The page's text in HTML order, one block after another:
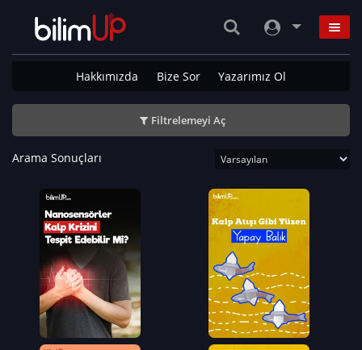
Hakkımızda Bize Sor Yazarımız Ol
Filtrelemeyi Aç
Arama Sonuçları